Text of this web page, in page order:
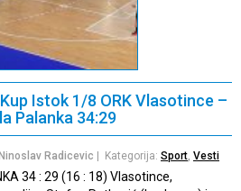
Istok 1/8 ORK Vlasotince –
Palanka 34:29
Ninoslav Radicevic | Kategorija: Sport, Vesti
34 : 29 (16 : 18) Vlasotince,